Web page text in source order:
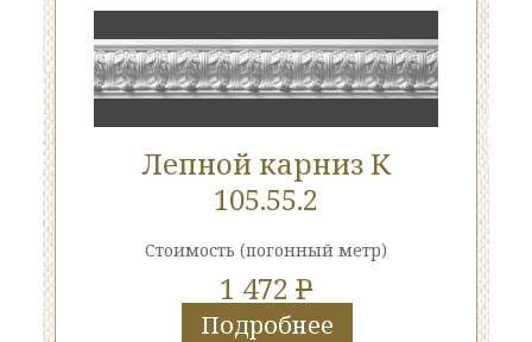
Лепной карниз К
105.55.2
Стоимость (погонный метр)
1 472 P
Подробнее